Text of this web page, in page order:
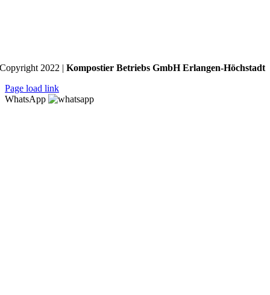
Copyright 2022 |Kompostier Betriebs GmbH Erlangen-Höchstadt
Page load link
WhatsApp